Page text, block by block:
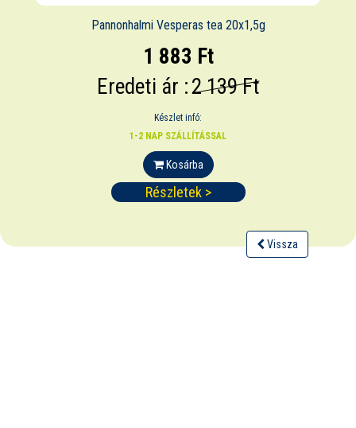
Pannonhalmi Vesperas tea 20x1,5g
1 883 Ft
Eredeti ár :2 139 Ft
Készlet infó:
1-2 NAP SZÁLLÍTÁSSAL
Kosárba
Részletek >
Vissza